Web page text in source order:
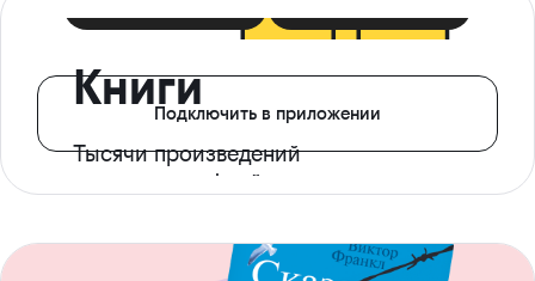
Книги
Тысячи произведений
с доступом офлайн
Подключить в приложении